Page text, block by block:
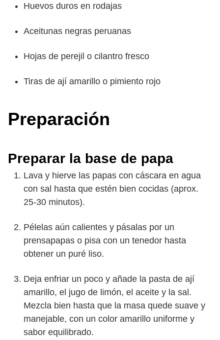
Huevos duros en rodajas
Aceitunas negras peruanas
Hojas de perejil o cilantro fresco
Tiras de ají amarillo o pimiento rojo
Preparación
Preparar la base de papa
Lava y hierve las papas con cáscara en agua
con sal hasta que estén bien cocidas (aprox.
25-30 minutos).
Pélelas aún calientes y pásalas por un
prensapapas o pisa con un tenedor hasta
obtener un puré liso.
Deja enfriar un poco y añade la pasta de ají
amarillo, el jugo de limón, el aceite y la sal.
Mezcla bien hasta que la masa quede suave y
manejable, con un color amarillo uniforme y
sabor equilibrado.